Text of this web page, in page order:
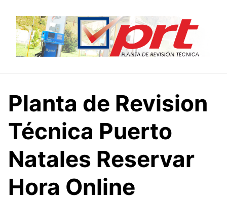
contenido
Planta de Revision
Técnica Puerto
Natales Reservar
Hora Online